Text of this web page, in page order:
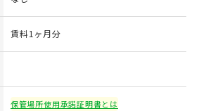
賃料1ヶ月分
保管場所使用承諾証明書とは